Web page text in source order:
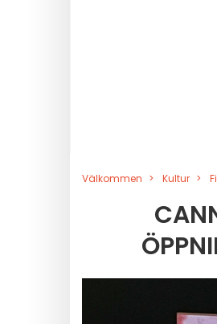
Välkommen Kultur